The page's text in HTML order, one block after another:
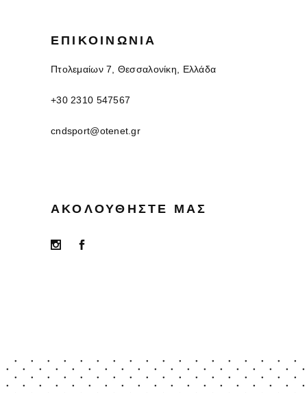
ΕΠΙΚΟΙΝΩΝΊΑ
Πτολεμαίων 7, Θεσσαλονίκη, Ελλάδα
+30 2310 547567
cndsport@otenet.gr
ΑΚΟΛΟΥΘΉΣΤΕ ΜΑΣ